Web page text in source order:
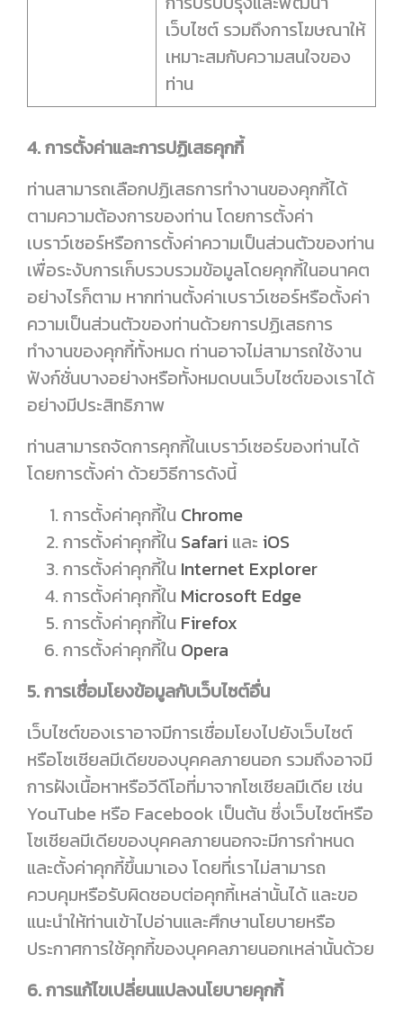
เว็บไซต์ รวมถึงการโฆษณาให้
เหมาะสมกับความสนใจของ
ท่าน
4. การตั้งค่าและการปฏิเสธคุกกี้
ท่านสามารถเลือกปฏิเสธการทำงานของคุกกี้ได้
ตามความต้องการของท่าน โดยการตั้งค่า
เบราว์เซอร์หรือการตั้งค่าความเป็นส่วนตัวของท่าน
เพื่อระงับการเก็บรวบรวมข้อมูลโดยคุกกี้ในอนาคต
อย่างไรก็ตาม หากท่านตั้งค่าเบราว์เซอร์หรือตั้งค่า
ความเป็นส่วนตัวของท่านด้วยการปฏิเสธการ
ทำงานของคุกกี้ทั้งหมด ท่านอาจไม่สามารถใช้งาน
ฟังก์ชั่นบางอย่างหรือทั้งหมดบนเว็บไซต์ของเราได้
อย่างมีประสิทธิภาพ
ท่านสามารถจัดการคุกกี้ในเบราว์เซอร์ของท่านได้
โดยการตั้งค่า ด้วยวิธีการดังนี้
การตั้งค่าคุกกี้ใน Chrome
การตั้งค่าคุกกี้ใน Safari และ iOS
การตั้งค่าคุกกี้ใน Internet Explorer
การตั้งค่าคุกกี้ใน Microsoft Edge
การตั้งค่าคุกกี้ใน Firefox
การตั้งค่าคุกกี้ใน Opera
5. การเชื่อมโยงข้อมูลกับเว็บไซต์อื่น
เว็บไซต์ของเราอาจมีการเชื่อมโยงไปยังเว็บไซต์
หรือโซเชียลมีเดียของบุคคลภายนอก รวมถึงอาจมี
การฝังเนื้อหาหรือวีดีโอที่มาจากโซเชียลมีเดีย เช่น
YouTube หรือ Facebook เป็นต้น ซึ่งเว็บไซต์หรือ
โซเชียลมีเดียของบุคคลภายนอกจะมีการกำหนด
และตั้งค่าคุกกี้ขึ้นมาเอง โดยที่เราไม่สามารถ
ควบคุมหรือรับผิดชอบต่อคุกกี้เหล่านั้นได้ และขอ
แนะนำให้ท่านเข้าไปอ่านและศึกษานโยบายหรือ
ประกาศการใช้คุกกี้ของบุคคลภายนอกเหล่านั้นด้วย
6. การแก้ไขเปลี่ยนแปลงนโยบายคุกกี้